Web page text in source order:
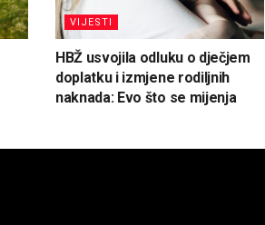
VIJESTI
HBŽ usvojila odluku o dječjem
doplatku i izmjene rodiljnih
naknada: Evo što se mijenja